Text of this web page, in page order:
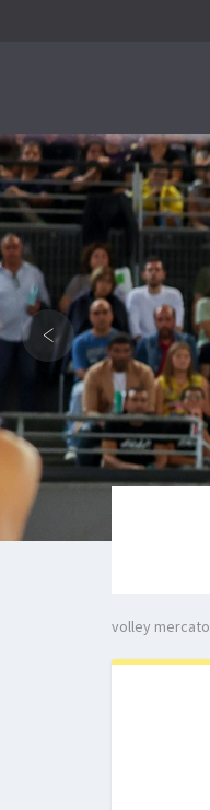
‹
volley mercato